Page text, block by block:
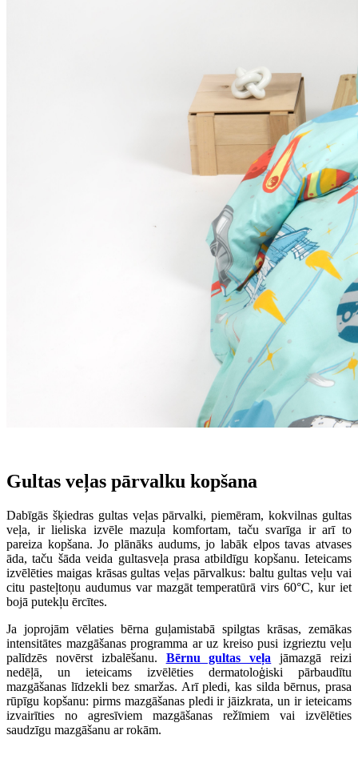
Gultas veļas pārvalku kopšana
Dabīgās šķiedras gultas veļas pārvalki, piemēram, kokvilnas gultas
veļa, ir lieliska izvēle mazuļa komfortam, taču svarīga ir arī to
pareiza kopšana. Jo plānāks audums, jo labāk elpos tavas atvases
āda, taču šāda veida gultasveļa prasa atbildīgu kopšanu. Ieteicams
izvēlēties maigas krāsas gultas veļas pārvalkus: baltu gultas veļu vai
citu pasteļtoņu audumus var mazgāt temperatūrā virs 60°C, kur iet
bojā putekļu ērcītes.
Ja joprojām vēlaties bērna guļamistabā spilgtas krāsas, zemākas
intensitātes mazgāšanas programma ar uz kreiso pusi izgrieztu veļu
palīdzēs novērst izbalēšanu. Bērnu gultas veļa jāmazgā reizi
nedēļā, un ieteicams izvēlēties dermatoloģiski pārbaudītu
mazgāšanas līdzekli bez smaržas. Arī pledi, kas silda bērnus, prasa
rūpīgu kopšanu: pirms mazgāšanas pledi ir jāizkrata, un ir ieteicams
izvairīties no agresīviem mazgāšanas režīmiem vai izvēlēties
saudzīgu mazgāšanu ar rokām.